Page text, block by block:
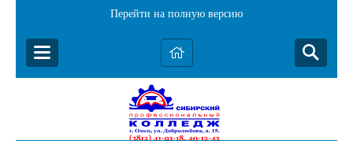
Перейти на полную версию